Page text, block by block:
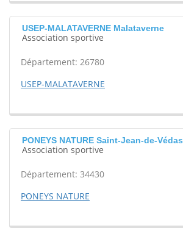
USEP-MALATAVERNE Malataverne
Association sportive
Département: 26780
USEP-MALATAVERNE
PONEYS NATURE Saint-Jean-de-Védas
Association sportive
Département: 34430
PONEYS NATURE